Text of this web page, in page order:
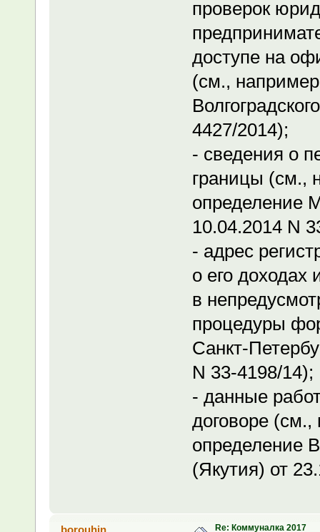
проверок
доступе на
(см.,
4427/2014);
- сведения о
границы (см.,
определение
10.04.2014 N
- адрес
о его доходах
в
процедуры
Санкт-
N 33-4198/14);
- данные
договоре
определение
(Якутия) от
Re: Коммуналка 2017